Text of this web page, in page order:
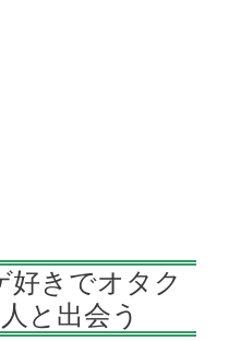
好きでオタク
と出会う